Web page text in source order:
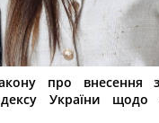
про внесення
України щодо